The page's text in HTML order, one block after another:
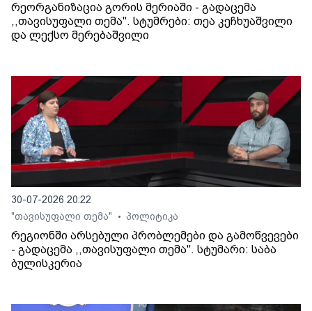
რეორგანიზაცია გორის მერიაში - გადაცემა
,,თავისუფალი თემა". სტუმრები: თეა კეჩხუაშვილი
და ლექსო მერებაშვილი
30-07-2026 20:22
"თავისუფალი თემა"
• პოლიტიკა
რეგიონში არსებული პრობლემები და გამოწვევები
- გადაცემა ,,თავისუფალი თემა". სტუმარი: საბა
ბულისკერია